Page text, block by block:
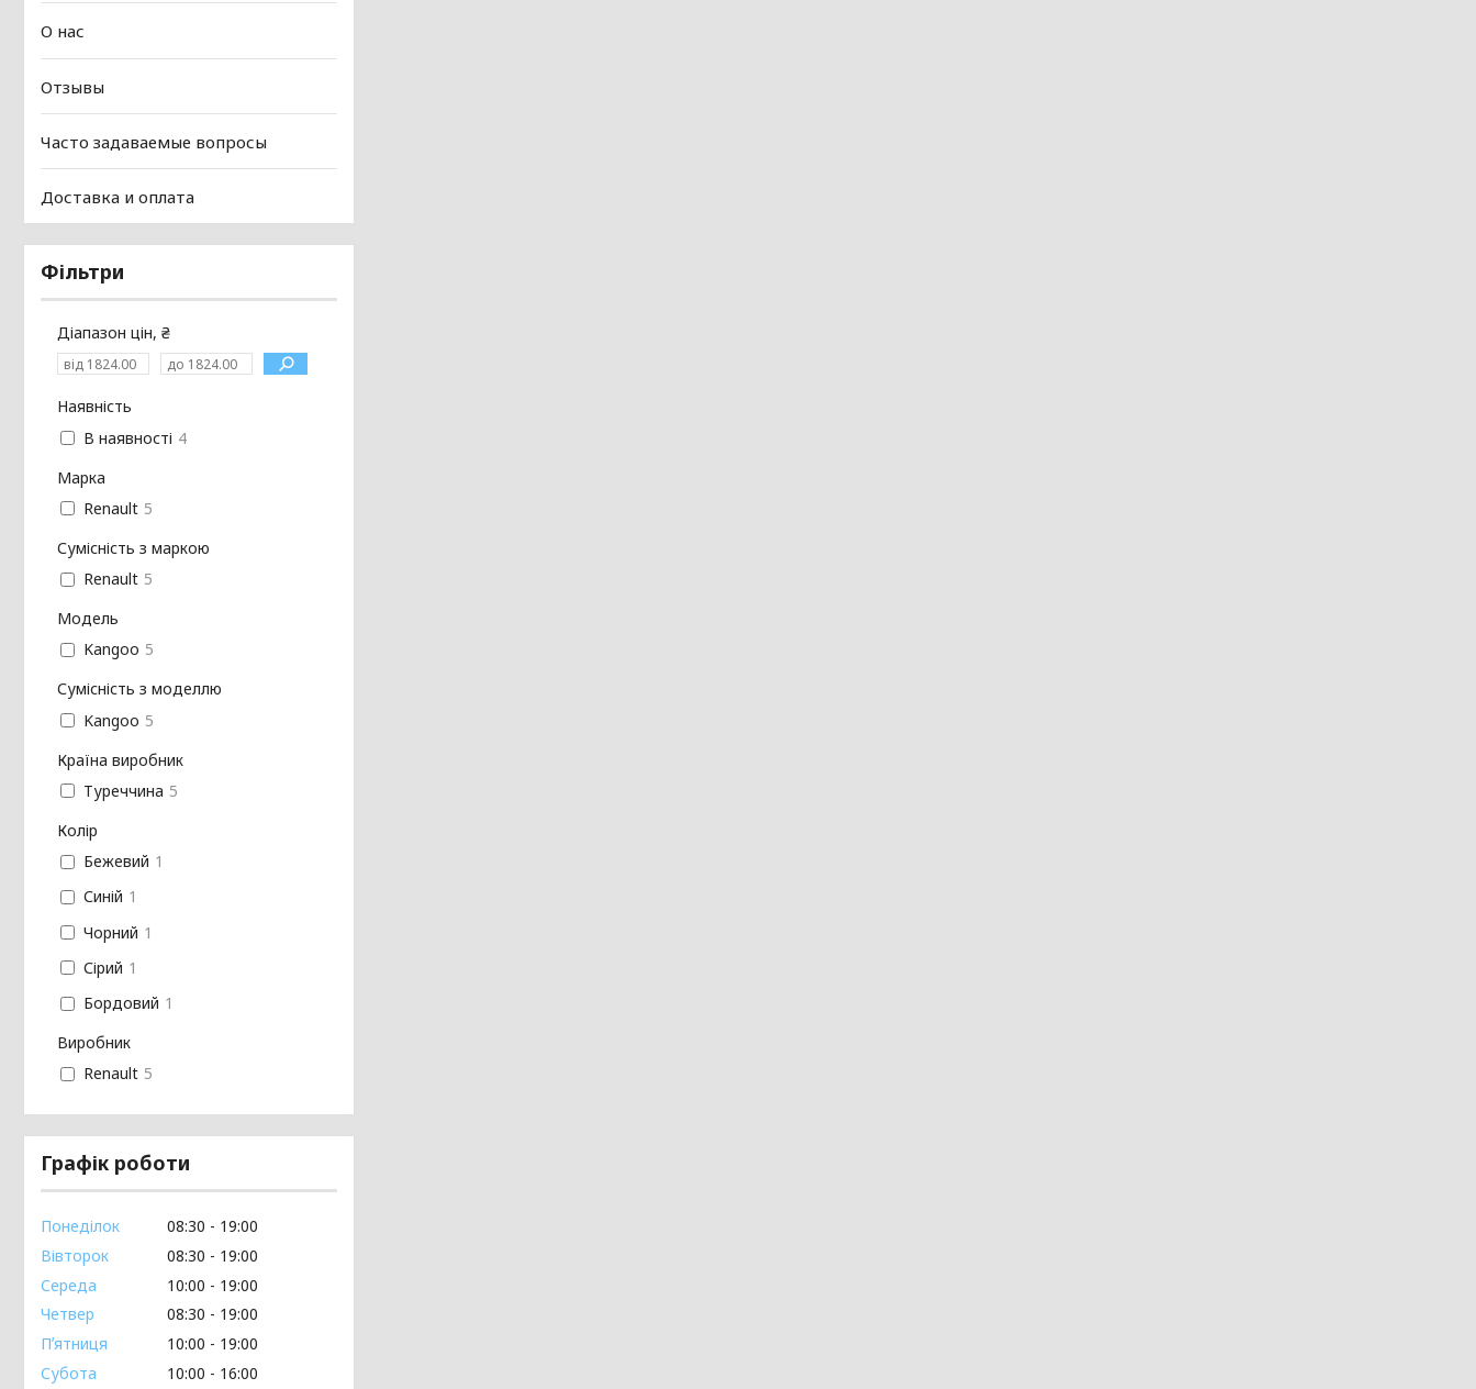
О нас
Отзывы
Часто задаваемые вопросы
Доставка и оплата
Фільтри
Діапазон цін, ₴
Наявність
В наявності 4
Марка
Renault 5
Сумісність з маркою
Renault 5
Модель
Kangoo 5
Сумісність з моделлю
Kangoo 5
Країна виробник
Туреччина 5
Колір
Бежевий 1
Синій 1
Чорний 1
Сірий 1
Бордовий 1
Виробник
Renault 5
Графік роботи
Понеділок 08:30
19:00
Вівторок
08:30
19:00
Середа
10:00
19:00
Четвер
08:30
19:00
Пʼятниця
10:00
19:00
Субота
10:00 16:00